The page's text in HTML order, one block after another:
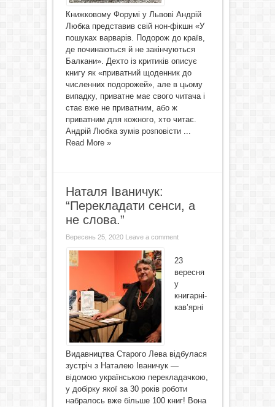
Книжковому Форумі у Львові Андрій
Любка представив свій нон-фікшн «У
пошуках варварів. Подорож до країв,
де починаються й не закінчуються
Балкани». Дехто із критиків описує
книгу як «приватний щоденник до
численних подорожей», але в цьому
випадку, приватне має свого читача і
стає вже не приватним, або ж
приватним для кожного, хто читає.
Андрій Любка зумів розповісти ...
Read More »
Наталя Іваничук:
“Перекладати сенси, а
не слова.”
Вересень 25, 2020 Leave a comment
23
вересня
у
книгарні-
кав’ярні
Видавництва Старого Лева відбулася
зустріч з Наталею Іваничук —
відомою українською перекладачкою,
у добірку якої за 30 років роботи
набралось вже більше 100 книг! Вона